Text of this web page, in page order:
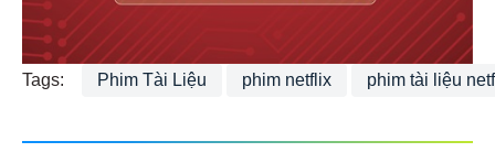
Tags: Phim Tài Liệu phim netflix phim tài liệu